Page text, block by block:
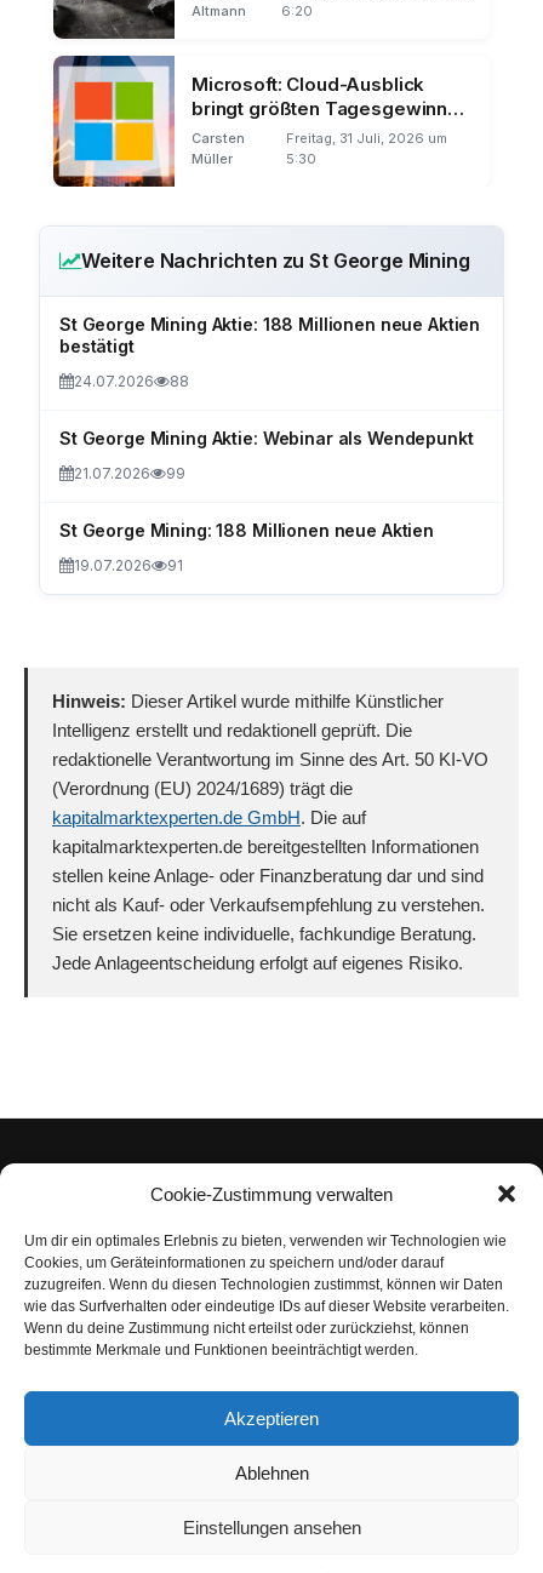
Cookie-Zustimmung verwalten
Um dir ein optimales Erlebnis zu bieten, verwenden wir Technologien wie
Cookies, um Geräteinformationen zu speichern und/oder darauf
zuzugreifen. Wenn du diesen Technologien zustimmst, können wir Daten
wie das Surfverhalten oder eindeutige IDs auf dieser Website verarbeiten.
Wenn du deine Zustimmung nicht erteilst oder zurückziehst, können
bestimmte Merkmale und Funktionen beeinträchtigt werden.
Akzeptieren
Ablehnen
Einstellungen ansehen
Altmann
6:20
Microsoft: Cloud-Ausblick
bringt größten Tagesgewinn
der Börsengeschichte
Carsten
Müller
Freitag, 31 Juli, 2026 um
5:30
Weitere Nachrichten zu St George Mining
St George Mining Aktie: 188 Millionen neue Aktien
bestätigt
24.07.2026 88
St George Mining Aktie: Webinar als Wendepunkt
21.07.2026 99
St George Mining: 188 Millionen neue Aktien
19.07.2026 91
Hinweis: Dieser Artikel wurde mithilfe Künstlicher
Intelligenz erstellt und redaktionell geprüft. Die
redaktionelle Verantwortung im Sinne des Art. 50 KI-VO
(Verordnung (EU) 2024/1689) trägt die
kapitalmarktexperten.de GmbH. Die auf
kapitalmarktexperten.de bereitgestellten Informationen
stellen keine Anlage- oder Finanzberatung dar und sind
nicht als Kauf- oder Verkaufsempfehlung zu verstehen.
Sie ersetzen keine individuelle, fachkundige Beratung.
Jede Anlageentscheidung erfolgt auf eigenes Risiko.
Impressum
Datenschutzerklärung
Nutzungsbedingungen | Haftungsausschluss
AGB